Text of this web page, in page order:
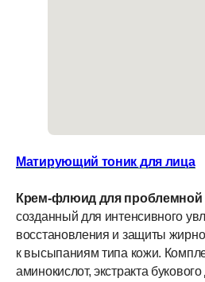
Матирующий тоник для лица
Крем-флюид для проблемной
созданный для интенсивного
восстановления и защиты
к высыпаниям типа кожи.
аминокислот, экстракта